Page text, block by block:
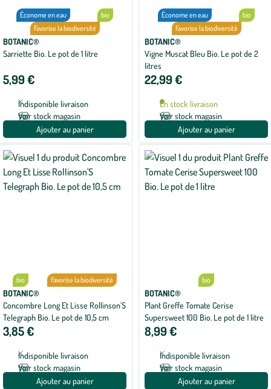
Économe en eau
bio
Favorise la biodiversité
BOTANIC®
Sarriette Bio. Le pot de 1 litre
5,99 €
Indisponible livraison
Voir stock magasin
Ajouter au panier
Économe en eau
bio
Favorise la biodiversité
BOTANIC®
Vigne Muscat Bleu Bio. Le pot de 2
litres
22,99 €
En stock livraison
Voir stock magasin
Ajouter au panier
bio Favorise la biodiversité
BOTANIC®
Concombre Long Et Lisse Rollinson'S
Telegraph Bio. Le pot de 10,5 cm
3,85 €
Indisponible livraison
Voir stock magasin
Ajouter au panier
bio
BOTANIC®
Plant Greffe Tomate Cerise
Supersweet 100 Bio. Le pot de 1 litre
8,99 €
Indisponible livraison
Voir stock magasin
Ajouter au panier